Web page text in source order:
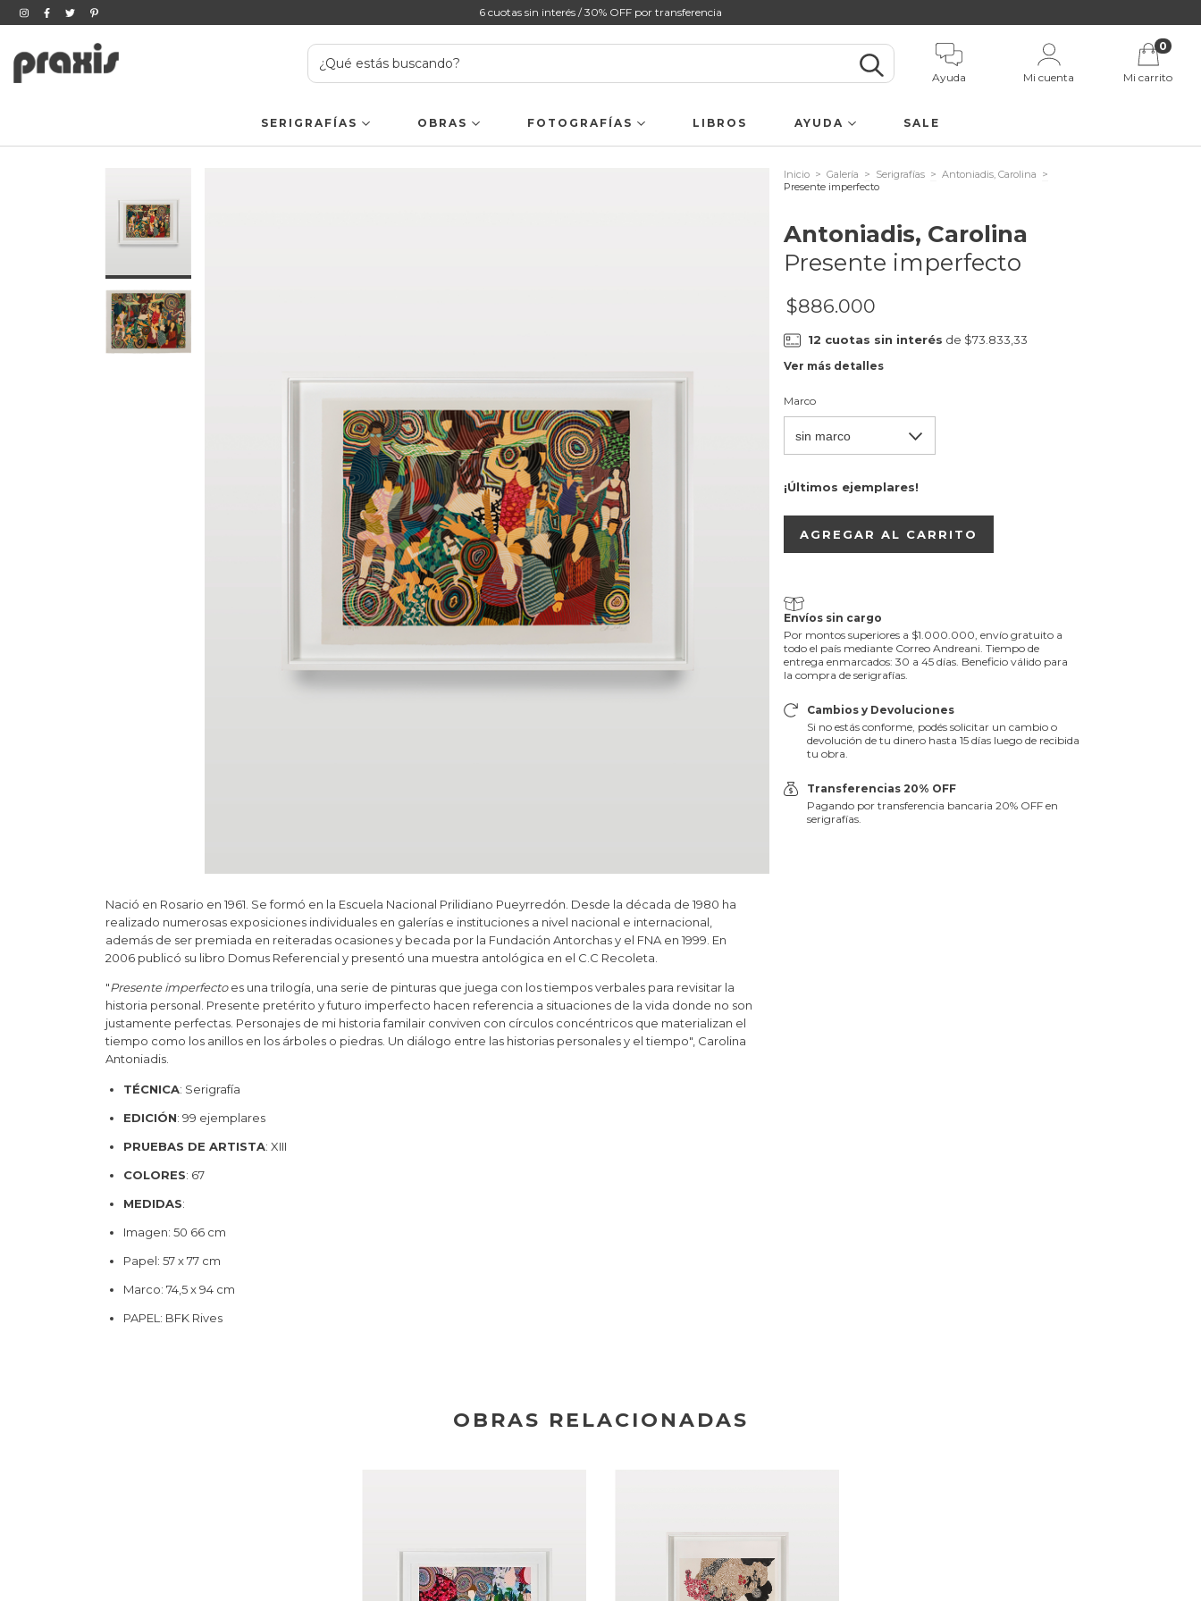
6 cuotas sin interés / 30% OFF por transferencia
Ayuda Mi cuenta Mi carrito
0
SERIGRAFÍAS OBRAS FOTOGRAFÍAS LIBROS AYUDA SALE
Nació en Rosario en 1961. Se formó en la Escuela Nacional Prilidiano Pueyrredón. Desde la década de 1980 ha
realizado numerosas exposiciones individuales en galerías e instituciones a nivel nacional e internacional,
además de ser premiada en reiteradas ocasiones y becada por la Fundación Antorchas y el FNA en 1999. En
2006 publicó su libro Domus Referencial y presentó una muestra antológica en el C.C Recoleta.
"Presente imperfectoes una trilogía, una serie de pinturas que juega con los tiempos verbales para revisitar la
historia personal. Presente pretérito y futuro imperfecto hacen referencia a situaciones de la vida donde no son
justamente perfectas. Personajes de mi historia familair conviven con círculos concéntricos que materializan el
tiempo como los anillos en los árboles o piedras. Un diálogo entre las historias personales y el tiempo", Carolina
Antoniadis.
TÉCNICA: Serigrafía
EDICIÓN: 99 ejemplares
PRUEBAS DE ARTISTA: XIII
COLORES: 67
MEDIDAS:
Imagen: 50 66 cm
Papel: 57 x 77 cm
Marco: 74,5 x 94 cm
PAPEL: BFK Rives
Inicio > Galería > Serigrafías > Antoniadis, Carolina >
Presente imperfecto
Antoniadis, Carolina
Presente imperfecto
$886.000
12 cuotas sin interés de $73.833,33
Ver más detalles
Marco
¡Últimos ejemplares!
Envíos sin cargo
Por montos superiores a $1.000.000, envío gratuito a
todo el país mediante Correo Andreani. Tiempo de
entrega enmarcados: 30 a 45 días. Beneficio válido para
la compra de serigrafías.
Cambios y Devoluciones
Si no estás conforme, podés solicitar un cambio o
devolución de tu dinero hasta 15 días luego de recibida
tu obra.
Transferencias 20% OFF
Pagando por transferencia bancaria 20% OFF en
serigrafías.
OBRAS RELACIONADAS